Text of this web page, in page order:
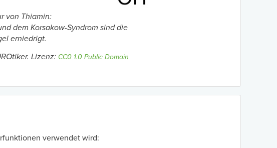
von Thiamin:
dem Korsakow-Syndrom sind die
erniedrigt.
Lizenz: CC0 1.0 Public Domain
verwendet wird: